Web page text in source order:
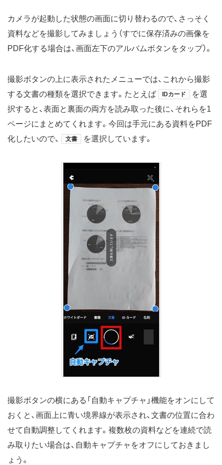
カメラが起動した状態の画面に切り替わるので、さっそく
資料などを撮影してみましょう（すでに保存済みの画像を
PDF化する場合は、画面左下のアルバムボタンをタップ）。
撮影ボタンの上に表示されたメニューでは、これから撮影
する文書の種類を選択できます。たとえば
IDカード
を選
択すると、表面と裏面の両方を読み取った後に、それらを1
ページにまとめてくれます。今回は手元にある資料をPDF
化したいので、
文書 を選択しています。
撮影ボタンの横にある「自動キャプチャ」機能をオンにして
おくと、画面上に青い境界線が表示され、文書の位置に合わ
せて自動調整してくれます。複数枚の資料などを連続で読
み取りたい場合は、自動キャプチャをオフにしておきまし
ょう。